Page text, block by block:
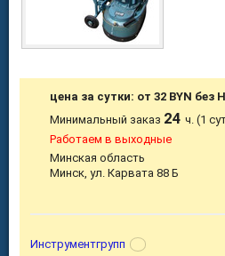
цена за сутки: от 32 BYN без
Минимальный заказ 24ч. (1
Работаем в выходные
Минская область
Минск, ул. Карвата 88 Б
Инструментгрупп